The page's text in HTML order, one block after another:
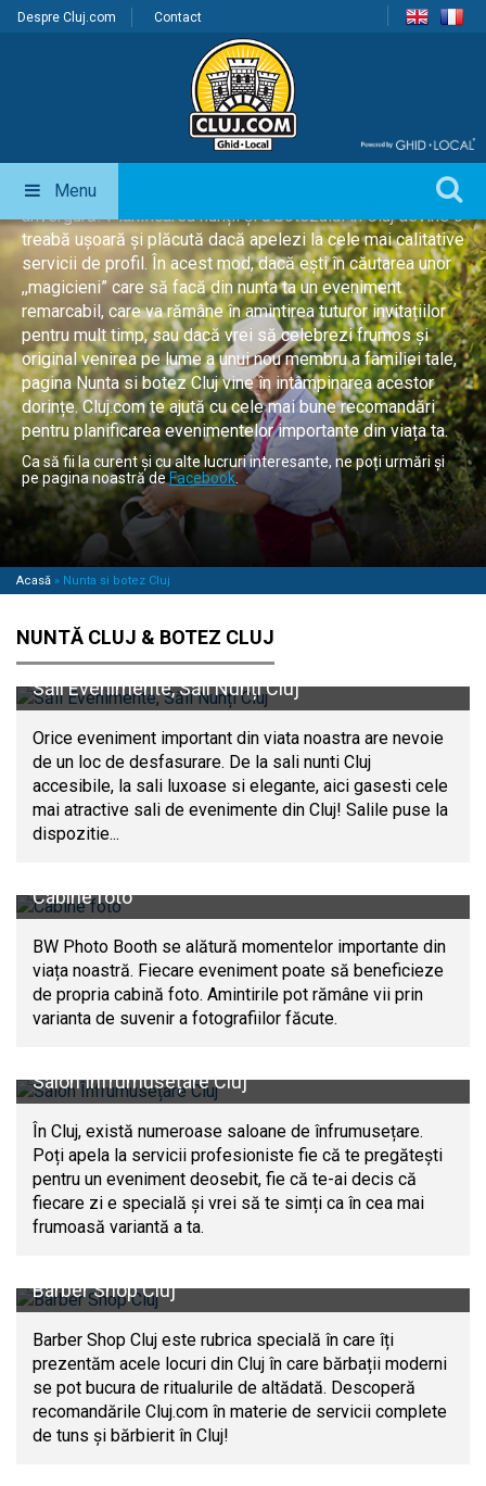
Despre Cluj.com Contact
Menu
Nunta si botez Cluj
Cele mai frumoase evenimente din viața noastră trebuie
să aibă o organizare riguroasă, toate detaliile stabilite și
invitații fericiți. Așa îi stă bine oricărui eveniment de
anvergură! Planificarea nunții și a botezului în Cluj devine o
treabă ușoară și plăcută dacă apelezi la cele mai calitative
servicii de profil. În acest mod, dacă ești în căutarea unor
,,magicieni” care să facă din nunta ta un eveniment
remarcabil, care va rămâne în amintirea tuturor invitațiilor
pentru mult timp, sau dacă vrei să celebrezi frumos și
original venirea pe lume a unui nou membru a familiei tale,
pagina Nunta si botez Cluj vine în intâmpinarea acestor
dorințe. Cluj.com te ajută cu cele mai bune recomandări
pentru planificarea evenimentelor importante din viața ta.
Ca să fii la curent și cu alte lucruri interesante, ne poți urmări și
pe pagina noastră de Facebook
Acasă » Nunta si botez Cluj
NUNTĂ CLUJ & BOTEZ CLUJ
Săli Evenimente, Săli Nunți Cluj
Orice eveniment important din viata noastra are nevoie
de un loc de desfasurare. De la sali nunti Cluj
accesibile, la sali luxoase si elegante, aici gasesti cele
mai atractive sali de evenimente din Cluj! Salile puse la
dispozitie...
Cabine foto
BW Photo Booth se alătură momentelor importante din
viața noastră. Fiecare eveniment poate să beneficieze
de propria cabină foto. Amintirile pot rămâne vii prin
varianta de suvenir a fotografiilor făcute.
Salon Înfrumusețare Cluj
În Cluj, există numeroase saloane de înfrumusețare.
Poți apela la servicii profesioniste fie că te pregătești
pentru un eveniment deosebit, fie că te-ai decis că
fiecare zi e specială și vrei să te simți ca în cea mai
frumoasă variantă a ta.
Barber Shop Cluj
Barber Shop Cluj este rubrica specială în care îți
prezentăm acele locuri din Cluj în care bărbații moderni
se pot bucura de ritualurile de altădată. Descoperă
recomandările Cluj.com în materie de servicii complete
de tuns și bărbierit în Cluj!